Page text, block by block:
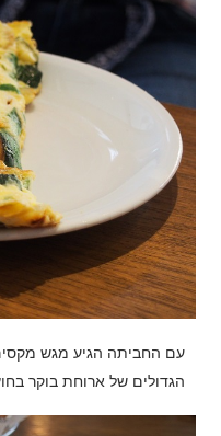
עם החביתה הגיע מגש
הגדולים של ארוחת בוקר